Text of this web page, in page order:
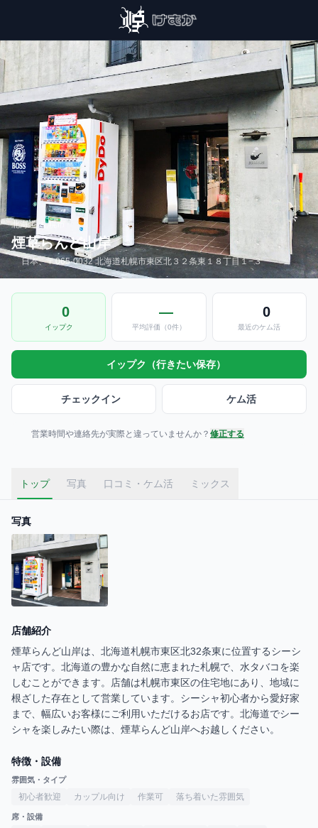
北海道 ›札幌市
煙草らんど山岸
日本、〒065-0032 北海道札幌市東区北３２条東１８丁目１−３
0
イップク
—
平均評価（0件）
0
最近のケム活
イップク（行きたい保存）
チェックイン ケム活
営業時間や連絡先が実際と違っていませんか？ 修正する
トップ 写真 口コミ・ケム活 ミックス
写真
店舗紹介
煙草らんど山岸は、北海道札幌市東区北32条東に位置するシーシ
ャ店です。北海道の豊かな自然に恵まれた札幌で、水タバコを楽
しむことができます。店舗は札幌市東区の住宅地にあり、地域に
根ざした存在として営業しています。シーシャ初心者から愛好家
まで、幅広いお客様にご利用いただけるお店です。北海道でシー
シャを楽しみたい際は、煙草らんど山岸へお越しください。
特徴・設備
雰囲気・タイプ
初心者歓迎 カップル向け 作業可 落ち着いた雰囲気
席・設備